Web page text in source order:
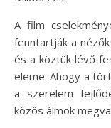
A film
fenntartják a
és a köztük lévő
eleme. Ahogy a
a szerelem
közös álmok